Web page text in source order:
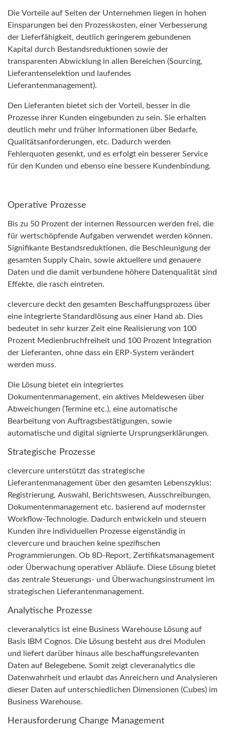
Die Vorteile auf Seiten der Unternehmen liegen in hohen
Einsparungen bei den Prozesskosten, einer Verbesserung
der Lieferfähigkeit, deutlich geringerem gebundenen
Kapital durch Bestandsreduktionen sowie der
transparenten Abwicklung in allen Bereichen (Sourcing,
Lieferantenselektion und laufendes
Lieferantenmanagement).
Den Lieferanten bietet sich der Vorteil, besser in die
Prozesse ihrer Kunden eingebunden zu sein. Sie erhalten
deutlich mehr und früher Informationen über Bedarfe,
Qualitätsanforderungen, etc. Dadurch werden
Fehlerquoten gesenkt, und es erfolgt ein besserer Service
für den Kunden und ebenso eine bessere Kundenbindung.
Operative Prozesse
Bis zu 50 Prozent der internen Ressourcen werden frei, die
für wertschöpfende Aufgaben verwendet werden können.
Signifikante Bestandsreduktionen, die Beschleunigung der
gesamten Supply Chain, sowie aktuellere und genauere
Daten und die damit verbundene höhere Datenqualität sind
Effekte, die rasch eintreten.
clevercure deckt den gesamten Beschaffungsprozess über
eine integrierte Standardlösung aus einer Hand ab. Dies
bedeutet in sehr kurzer Zeit eine Realisierung von 100
Prozent Medienbruchfreiheit und 100 Prozent Integration
der Lieferanten, ohne dass ein ERP-System verändert
werden muss.
Die Lösung bietet ein integriertes
Dokumentenmanagement, ein aktives Meldewesen über
Abweichungen (Termine etc.), eine automatische
Bearbeitung von Auftragsbestätigungen, sowie
automatische und digital signierte Ursprungserklärungen.
Strategische Prozesse
clevercure unterstützt das strategische
Lieferantenmanagement über den gesamten Lebenszyklus:
Registrierung, Auswahl, Berichtswesen, Ausschreibungen,
Dokumentenmanagement etc. basierend auf modernster
Workflow-Technologie. Dadurch entwickeln und steuern
Kunden ihre individuellen Prozesse eigenständig in
clevercure und brauchen keine spezifischen
Programmierungen. Ob 8D-Report, Zertifikatsmanagement
oder Überwachung operativer Abläufe. Diese Lösung bietet
das zentrale Steuerungs- und Überwachungsinstrument im
strategischen Lieferantenmanagement.
Analytische Prozesse
cleveranalytics ist eine Business Warehouse Lösung auf
Basis IBM Cognos. Die Lösung besteht aus drei Modulen
und liefert darüber hinaus alle beschaffungsrelevanten
Daten auf Belegebene. Somit zeigt cleveranalytics die
Datenwahrheit und erlaubt das Anreichern und Analysieren
dieser Daten auf unterschiedlichen Dimensionen (Cubes) im
Business Warehouse.
Herausforderung Change Management